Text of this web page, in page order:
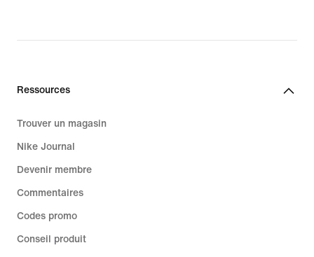
190.00 CHF
Ressources
Trouver un magasin
Nike Journal
Devenir membre
Commentaires
Codes promo
Conseil produit